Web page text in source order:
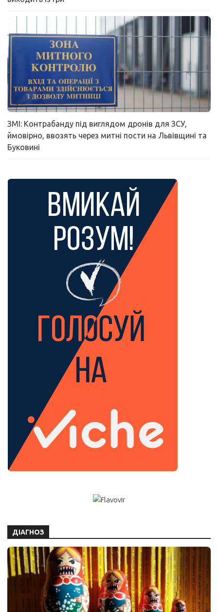
ЗМІ: Контрабанду під виглядом дронів для ЗСУ,
ймовірно, ввозять через митні пости на Львівщині та
Буковині
ДІАГНОЗ